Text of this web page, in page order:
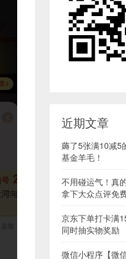
近期文章
薅了5张满10减5
基金羊毛！
不用碰运气！真
拿下大众点评免
京东下单打卡满
同时抽实物奖励
微信小程序【微